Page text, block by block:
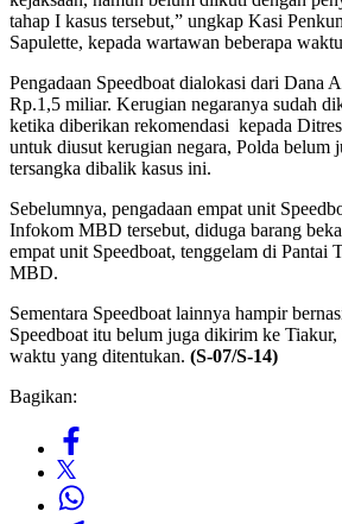
tahap I kasus tersebut,” ungkap Kasi
Sapulette, kepada wartawan beberapa
Pengadaan Speedboat dialokasi dari Dana
Rp.1,5 miliar. Kerugian negaranya sudah
ketika diberikan rekomendasi kepada
untuk diusut kerugian negara, Polda belum
tersangka dibalik kasus ini.
Sebelumnya, pengadaan empat unit
Infokom MBD tersebut, diduga barang
empat unit Speedboat, tenggelam di Pantai
MBD.
Sementara Speedboat lainnya hampir
Speedboat itu belum juga dikirim ke
waktu yang ditentukan. (S-07/S-14)
Bagikan: